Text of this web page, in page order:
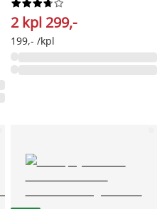






2 kpl 299,-
199,- /kpl